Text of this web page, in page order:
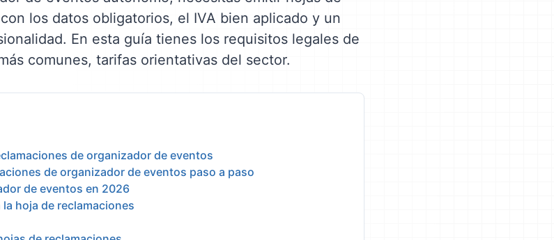
los datos obligatorios, el IVA bien aplicado y un
En esta guía tienes los requisitos legales de
comunes, tarifas orientativas del sector.
de organizador de eventos
de organizador de eventos paso a paso
de eventos en 2026
hoja de reclamaciones